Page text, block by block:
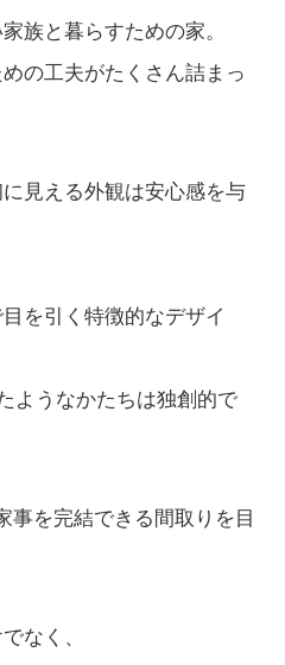
族と暮らすための家。
の工夫がたくさん詰まっ
見える外観は安心感を与
を引く特徴的なデザイ
ようなかたちは独創的で
事を完結できる間取りを目
なく、